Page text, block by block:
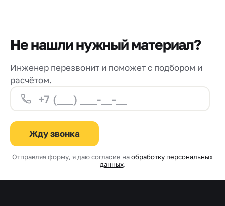
Не нашли нужный материал?
Инженер перезвонит и поможет с подбором и
расчётом.
Жду звонка
Отправляя форму, я даю согласие наобработку персональных
данных.